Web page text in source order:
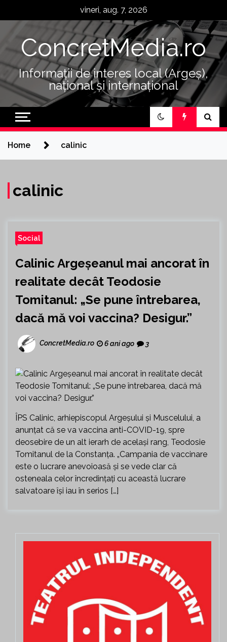
vineri, aug. 7, 2026
ConcretMedia.ro
Informații de interes local (Argeș),
național și internațional
Home calinic
calinic
Social
Calinic Argeșeanul mai ancorat în
realitate decât Teodosie
Tomitanul: „Se pune întrebarea,
dacă mă voi vaccina? Desigur.”
ConcretMedia.ro 6 ani ago 3
ÎPS Calinic, arhiepiscopul Argeşului şi Muscelului, a
anunțat că se va vaccina anti-COVID-19, spre
deosebire de un alt ierarh de același rang, Teodosie
Tomitanul de la Constanța. „Campania de vaccinare
este o lucrare anevoioasă și se vede clar că
osteneala celor încredințați cu această lucrare
salvatoare își iau în serios […]